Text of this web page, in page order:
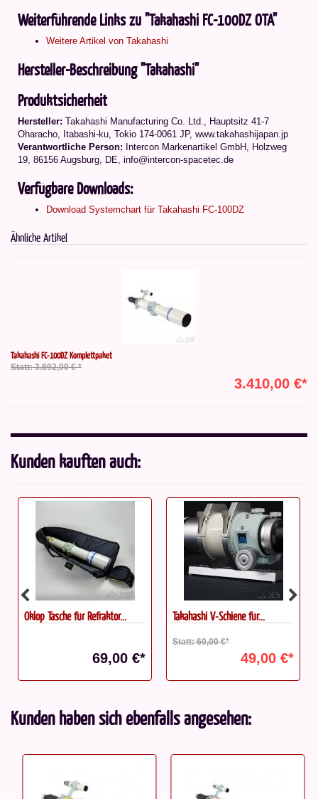
Weiterführende Links zu "Takahashi FC-100DZ OTA"
Weitere Artikel von Takahashi
Hersteller-Beschreibung "Takahashi"
Produktsicherheit
Hersteller: Takahashi Manufacturing Co. Ltd., Hauptsitz 41-7
Oharacho, Itabashi-ku, Tokio 174-0061 JP, www.takahashijapan.jp
Verantwortliche Person: Intercon Markenartikel GmbH, Holzweg
19, 86156 Augsburg, DE, info@intercon-spacetec.de
Verfügbare Downloads:
Download Systemchart für Takahashi FC-100DZ
Ähnliche Artikel
Takahashi FC-100DZ Komplettpaket
Statt: 3.892,00 € *
3.410,00 €*
Kunden kauften auch:
Oklop Tasche für Refraktor...
69,00 €*
Takahashi V-Schiene für...
Statt: 60,00 €*
49,00 €*
Kunden haben sich ebenfalls angesehen: